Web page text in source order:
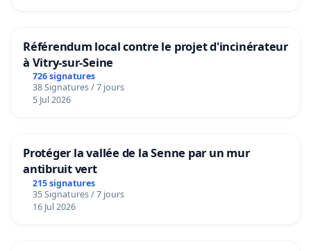
Référendum local contre le projet d'incinérateur
à Vitry-sur-Seine
726 signatures
38 Signatures / 7 jours
5 Jul 2026
Protéger la vallée de la Senne par un mur
antibruit vert
215 signatures
35 Signatures / 7 jours
16 Jul 2026